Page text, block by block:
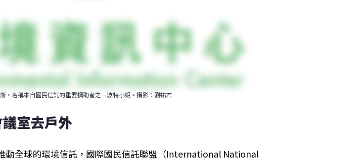
，名稱來自國民信託的重要捐助者之一波特小姐。攝影：劉祐君
室去戶外
動全球的環境信託，國際國民信託聯盟（International National